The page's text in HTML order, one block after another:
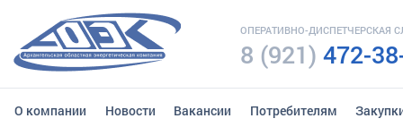
ОПЕРАТИВНО-ДИСПЕТЧЕРСКАЯ
8 (921) 472-
О компании Новости Вакансии Потребителям